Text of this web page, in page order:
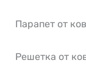
Парапет от
Решетка от